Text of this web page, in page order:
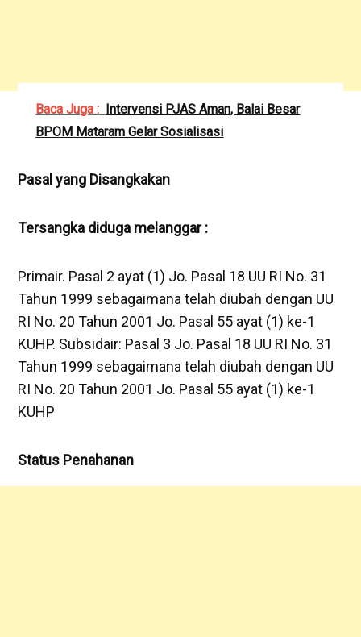
Baca Juga : Intervensi PJAS Aman, Balai Besar
BPOM Mataram Gelar Sosialisasi
‎Pasal yang Disangkakan
‎Tersangka diduga melanggar :
‎Primair. Pasal 2 ayat (1) Jo. Pasal 18 UU RI No. 31
Tahun 1999 sebagaimana telah diubah dengan UU
RI No. 20 Tahun 2001 Jo. Pasal 55 ayat (1) ke-1
KUHP. Subsidair: Pasal 3 Jo. Pasal 18 UU RI No. 31
Tahun 1999 sebagaimana telah diubah dengan UU
RI No. 20 Tahun 2001 Jo. Pasal 55 ayat (1) ke-1
KUHP
‎Status Penahanan